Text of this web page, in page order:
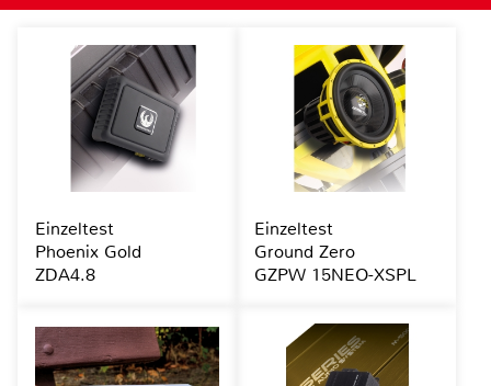
Einzeltest
Phoenix Gold
ZDA4.8
Einzeltest
Ground Zero
GZPW 15NEO-XSPL